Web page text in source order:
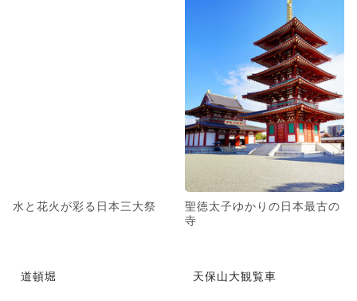
水と花火が彩る日本三大祭
聖徳太子ゆかりの日本最古の
寺
道頓堀 天保山大観覧車